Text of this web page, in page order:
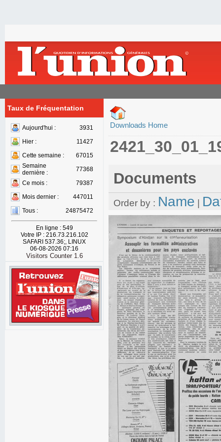
Taux de Fréquentation
Aujourd'hui :
3931
Hier :
11427
Cette semaine :
67015
Semaine
dernière :
77368
Ce mois :
79387
Mois dernier :
447011
Tous :
24875472
En ligne : 549
Votre IP : 216.73.216.102
SAFARI 537.36;, LINUX
06-08-2026 07:16
Visitors Counter 1.6
Downloads Home
Documents
Order by : Name